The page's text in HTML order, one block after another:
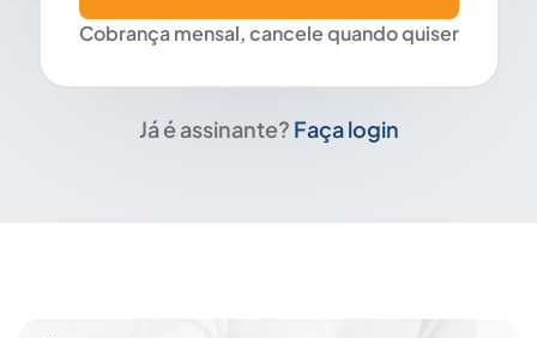
Cobrança mensal, cancele quando quiser
Já é assinante? Faça login